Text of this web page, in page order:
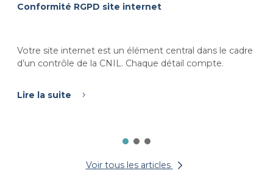
Conformité RGPD site internet
Votre site internet est un élément central dans le cadre
d’un contrôle de la CNIL. Chaque détail compte.
Lire la suite
Voir tous les articles